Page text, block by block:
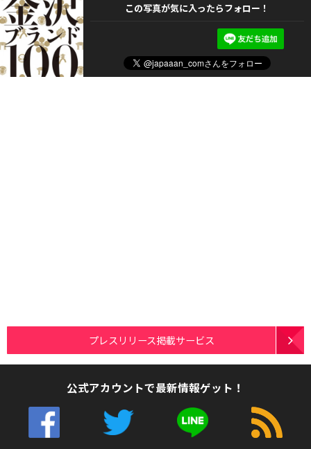
この写真が気に入ったらフォロー！
プレスリリース掲載サービス
公式アカウントで最新情報ゲット！